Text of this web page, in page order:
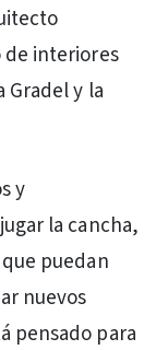
de interiores
Gradel y la
y
la cancha,
puedan
nuevos
pensado para